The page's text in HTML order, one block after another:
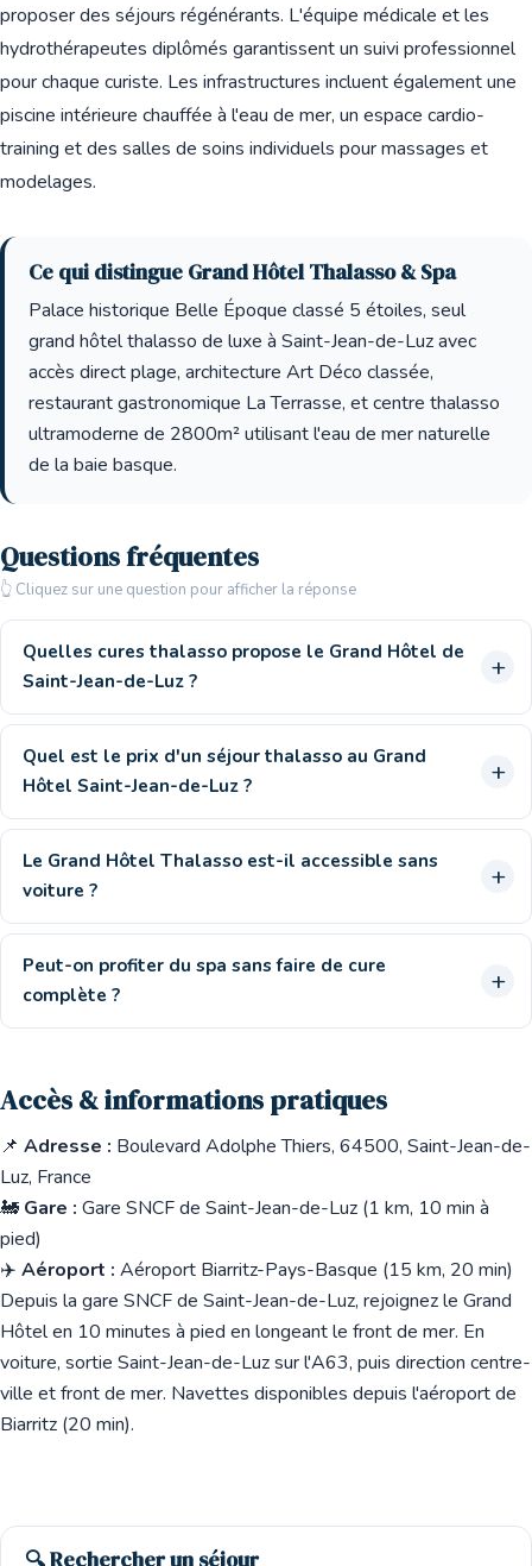
proposer des séjours régénérants. L'équipe médicale et les
hydrothérapeutes diplômés garantissent un suivi professionnel
pour chaque curiste. Les infrastructures incluent également une
piscine intérieure chauffée à l'eau de mer, un espace cardio-
training et des salles de soins individuels pour massages et
modelages.
Ce qui distingue Grand Hôtel Thalasso & Spa
Palace historique Belle Époque classé 5 étoiles, seul
grand hôtel thalasso de luxe à Saint-Jean-de-Luz avec
accès direct plage, architecture Art Déco classée,
restaurant gastronomique La Terrasse, et centre thalasso
ultramoderne de 2800m² utilisant l'eau de mer naturelle
de la baie basque.
Questions fréquentes
👆 Cliquez sur une question pour afficher la réponse
Quelles cures thalasso propose le Grand Hôtel de
Saint-Jean-de-Luz ?
Quel est le prix d'un séjour thalasso au Grand
Hôtel Saint-Jean-de-Luz ?
Le Grand Hôtel Thalasso est-il accessible sans
voiture ?
Peut-on profiter du spa sans faire de cure
complète ?
Accès & informations pratiques
📌 Adresse : Boulevard Adolphe Thiers, 64500, Saint-Jean-de-
Luz, France
🚂 Gare : Gare SNCF de Saint-Jean-de-Luz (1 km, 10 min à
pied)
✈️ Aéroport : Aéroport Biarritz-Pays-Basque (15 km, 20 min)
Depuis la gare SNCF de Saint-Jean-de-Luz, rejoignez le Grand
Hôtel en 10 minutes à pied en longeant le front de mer. En
voiture, sortie Saint-Jean-de-Luz sur l'A63, puis direction centre-
ville et front de mer. Navettes disponibles depuis l'aéroport de
Biarritz (20 min).
🔍 Rechercher un séjour